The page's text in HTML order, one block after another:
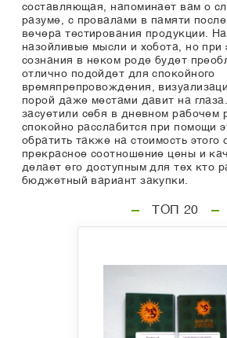
составляющая, напоминает вам о
разуме, с провалами в памяти
вечера тестирования продукции.
назойливые мысли и хобота, но при
сознания в неком роде будет
отлично подойдет для спокойного
времяпрепровождения,
порой даже местами давит на
засуетили себя в дневном рабочем
спокойно расслабится при помощи
обратить также на стоимость этого
прекрасное соотношение цены и
делает его доступным для тех кто
бюджетный вариант закупки.
ТОП 20